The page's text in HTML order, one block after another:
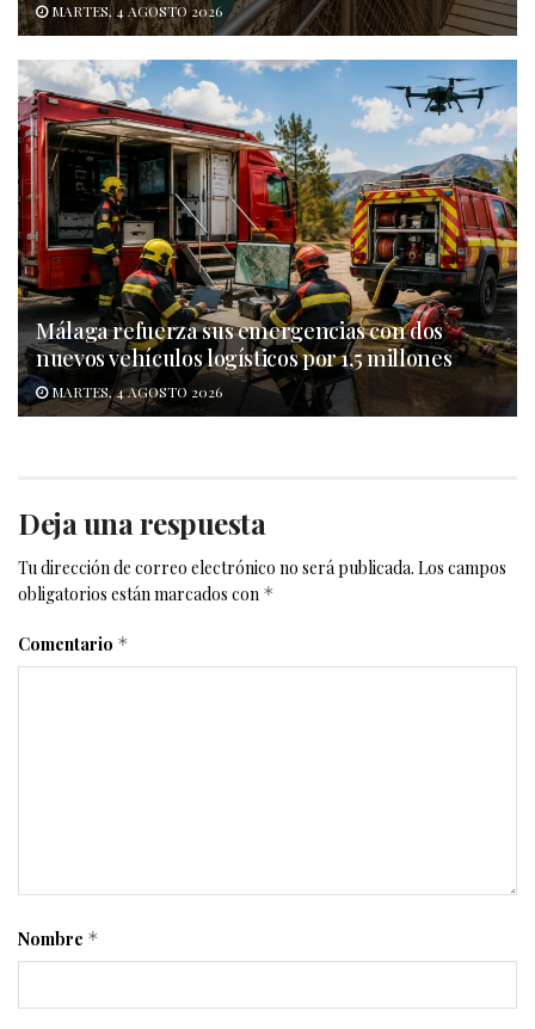
MARTES, 4 AGOSTO 2026
Málaga refuerza sus emergencias con dos
nuevos vehículos logísticos por 1,5 millones
MARTES, 4 AGOSTO 2026
Deja una respuesta
Tu dirección de correo electrónico no será publicada. Los campos
obligatorios están marcados con *
Comentario *
Nombre *